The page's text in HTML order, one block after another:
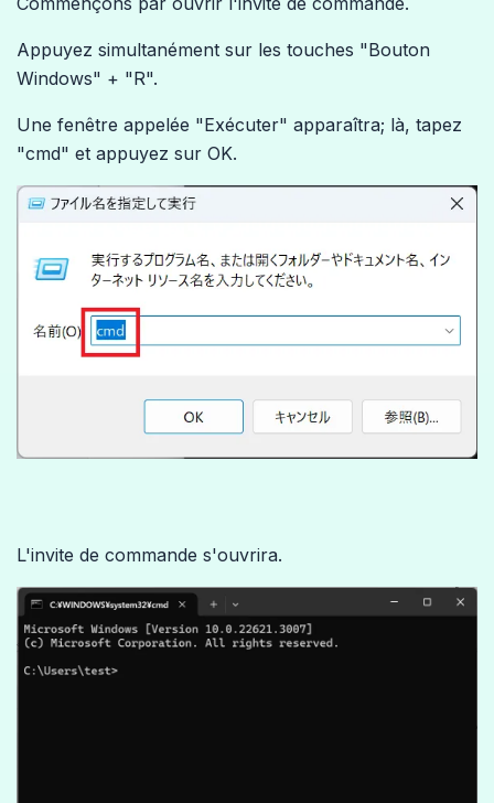
Appuyez simultanément sur les touches "Bouton
Windows" + "R".
Une fenêtre appelée "Exécuter" apparaîtra; là, tapez
"cmd" et appuyez sur OK.
L'invite de commande s'ouvrira.